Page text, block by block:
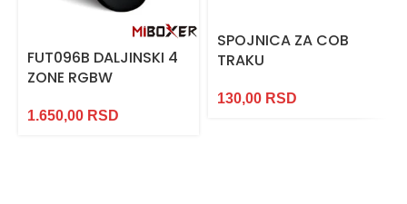
FUT096B DALJINSKI 4
ZONE RGBW
1.650,00 RSD
SPOJNICA ZA COB
TRAKU
130,00 RSD